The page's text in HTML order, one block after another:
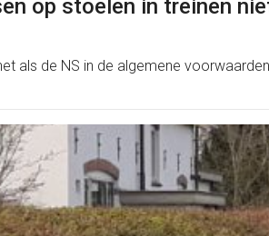
op stoelen in treinen
als de NS in de algemene